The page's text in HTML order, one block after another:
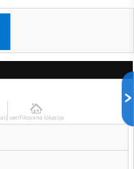
verifikovana lokacija